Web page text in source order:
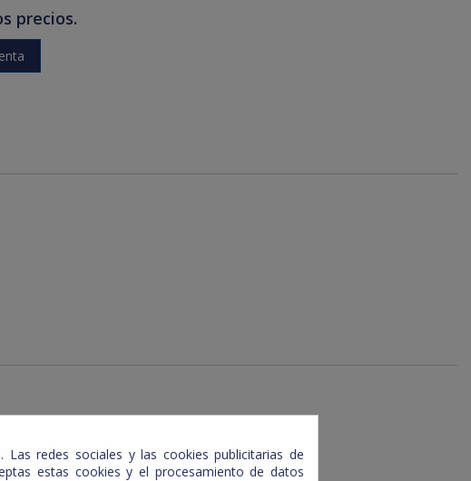
precios.
redes sociales y las cookies publicitarias de
estas cookies y el procesamiento de datos